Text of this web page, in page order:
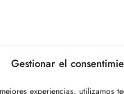
Gestionar el
experiencias, utilizamos